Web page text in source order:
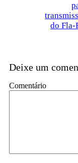
do Fla-
Deixe um
Comentário